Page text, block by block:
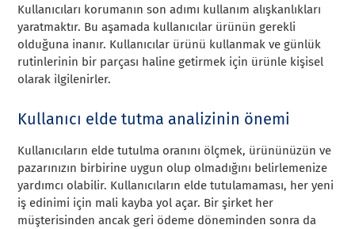
Kullanıcıları korumanın son adımı kullanım alışkanlıkları
yaratmaktır. Bu aşamada kullanıcılar ürünün gerekli
olduğuna inanır. Kullanıcılar ürünü kullanmak ve günlük
rutinlerinin bir parçası haline getirmek için ürünle kişisel
olarak ilgilenirler.
Kullanıcı elde tutma analizinin önemi
Kullanıcıların elde tutulma oranını ölçmek, ürününüzün ve
pazarınızın birbirine uygun olup olmadığını belirlemenize
yardımcı olabilir. Kullanıcıların elde tutulamaması, her yeni
iş edinimi için mali kayba yol açar. Bir şirket her
müşterisinden ancak geri ödeme döneminden sonra da